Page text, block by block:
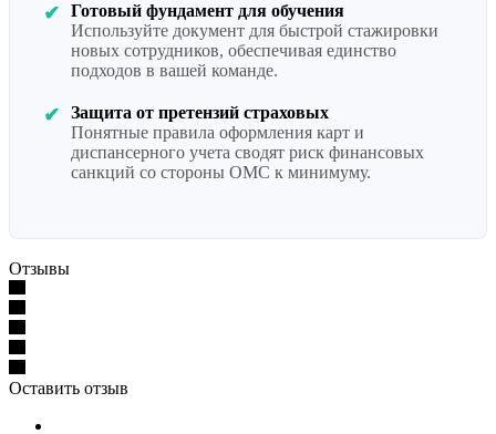
✔
Готовый фундамент для обучения
Используйте документ для быстрой стажировки
новых сотрудников, обеспечивая единство
подходов в вашей команде.
✔
Защита от претензий страховых
Понятные правила оформления карт и
диспансерного учета сводят риск финансовых
санкций со стороны ОМС к минимуму.
Отзывы
Оставить отзыв